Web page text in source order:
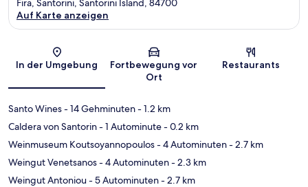
Karte
Fira, Santorini, Santorini Island, 84700
Auf Karte anzeigen
In der Umgebung
Fortbewegung vor
Ort
Restaurants
Santo Wines- 14 Gehminuten- 1.2 km
Caldera von Santorin- 1 Autominute- 0.2 km
Weinmuseum Koutsoyannopoulos- 4 Autominuten- 2.7 km
Weingut Venetsanos- 4 Autominuten- 2.3 km
Weingut Antoniou- 5 Autominuten- 2.7 km